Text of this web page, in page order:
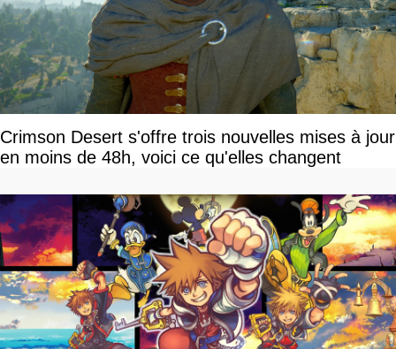
Crimson Desert s'offre trois nouvelles mises à jour
en moins de 48h, voici ce qu'elles changent